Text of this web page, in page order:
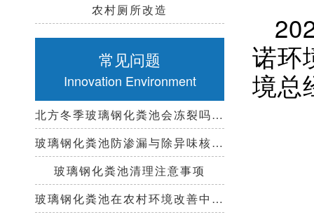
农村厕所改造
常见问题
Innovation Environment
北方冬季玻璃钢化粪池会冻裂吗？需要保温措施吗？
玻璃钢化粪池防渗漏与除异味核心技术指南
玻璃钢化粪池清理注意事项
玻璃钢化粪池在农村环境改善中起到哪些作用？
诺环
境总